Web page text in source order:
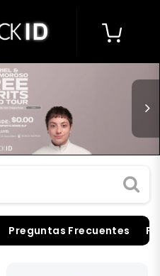
Preguntas Frecuentes